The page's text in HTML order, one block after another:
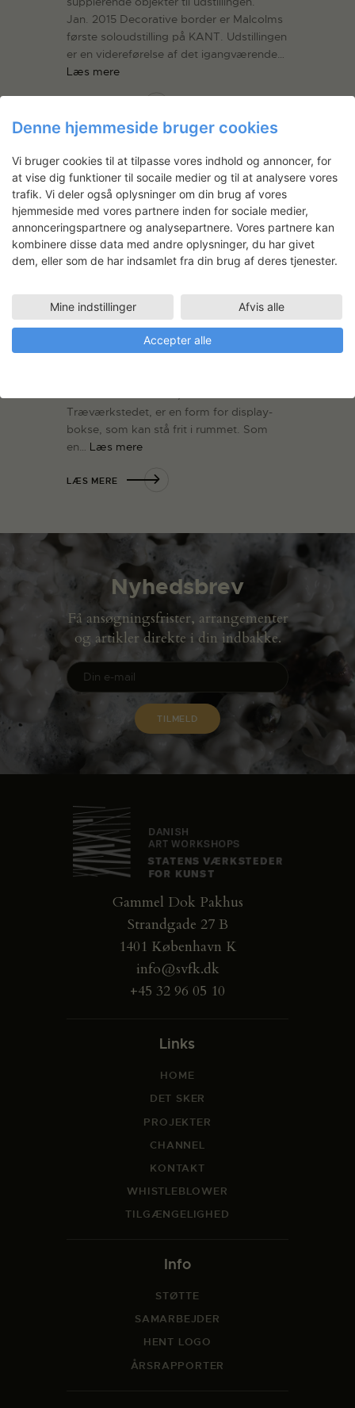
Jan. 2015 Decorative border er Malcolms
første soloudstilling på KANT. Udstillingen
er en videreførelse af det igangværende…
Læs mere
Billedkunstner Kevin Malcolm skal lave
nye værker til en udstilling i New Shelter
Plan i 2014. Projektet tager udgangspunkt
Træværkstedet, er en form for display-
bokse, som kan stå frit i rummet. Som
en… Læs mere
LÆS MERE
Nyhedsbrev
Få ansøgningsfrister, arrangementer
og artikler direkte i din indbakke.
Gammel Dok Pakhus
Strandgade 27 B
1401 København K
info@svfk.dk
+45 32 96 05 10
Links
HOME
DET SKER
PROJEKTER
CHANNEL
KONTAKT
WHISTLEBLOWER
TILGÆNGELIGHED
Info
STØTTE
SAMARBEJDER
HENT LOGO
ÅRSRAPPORTER
Denne hjemmeside bruger cookies
Vi bruger cookies til at tilpasse vores indhold og annoncer, for
at vise dig funktioner til socaile medier og til at analysere vores
trafik. Vi deler også oplysninger om din brug af vores
hjemmeside med vores partnere inden for sociale medier,
annonceringspartnere og analysepartnere. Vores partnere kan
kombinere disse data med andre oplysninger, du har givet
dem, eller som de har indsamlet fra din brug af deres tjenester.
Mine indstillinger Afvis alle
Accepter alle